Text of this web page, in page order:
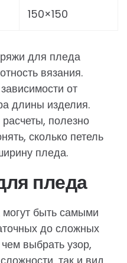
150×150
для пледа
вязания.
от
длины изделия.
полезно
сколько петель
пледа.
пледа
быть самыми
до сложных
выбрать узор,